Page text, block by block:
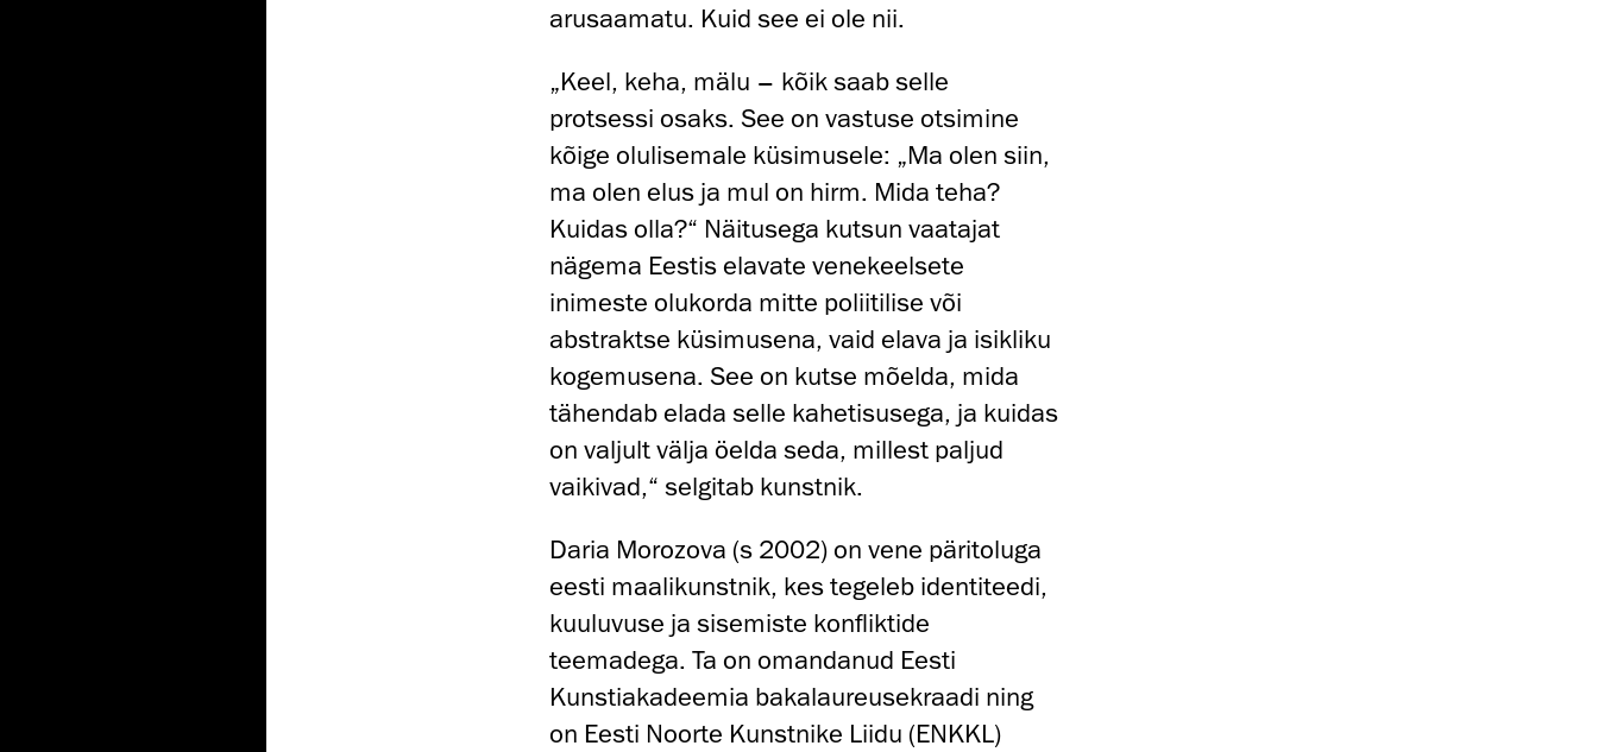
arusaamatu. Kuid see ei ole nii.
„Keel, keha, mälu – kõik saab selle
protsessi osaks. See on vastuse otsimine
kõige olulisemale küsimusele: „Ma olen siin,
ma olen elus ja mul on hirm. Mida teha?
Kuidas olla?“ Näitusega kutsun vaatajat
nägema Eestis elavate venekeelsete
inimeste olukorda mitte poliitilise või
abstraktse küsimusena, vaid elava ja isikliku
kogemusena. See on kutse mõelda, mida
tähendab elada selle kahetisusega, ja kuidas
on valjult välja öelda seda, millest paljud
vaikivad,“ selgitab kunstnik.
Daria Morozova (s 2002) on vene päritoluga
eesti maalikunstnik, kes tegeleb identiteedi,
kuuluvuse ja sisemiste konfliktide
teemadega. Ta on omandanud Eesti
Kunstiakadeemia bakalaureusekraadi ning
on Eesti Noorte Kunstnike Liidu (ENKKL)